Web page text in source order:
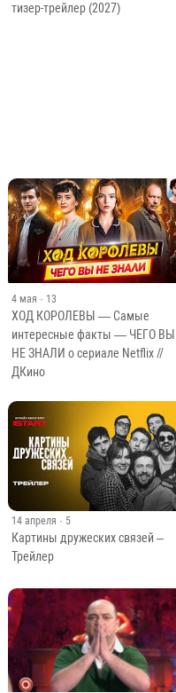
тизер-трейлер (2027)
4 мая · 13
ХОД КОРОЛЕВЫ — Самые
интересные факты — ЧЕГО ВЫ
НЕ ЗНАЛИ о сериале Netflix //
ДКино
14 апреля · 5
Картины дружеских связей –
Трейлер